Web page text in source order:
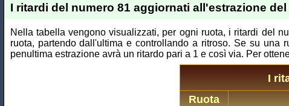
I ritardi del numero 81 aggiornati all'estrazione del
Nella tabella vengono visualizzati, per ogni ruota, i ritardi del
ruota, partendo dall'ultima e controllando a ritroso. Se su
penultima estrazione avrà un ritardo pari a 1 e così via. Per
I
Ruota